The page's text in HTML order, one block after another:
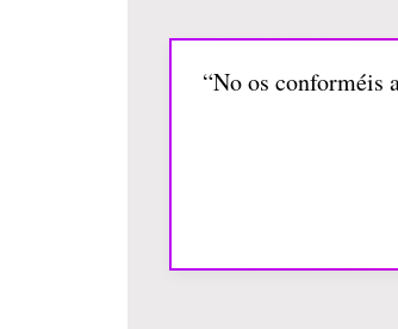
“No os conforméis